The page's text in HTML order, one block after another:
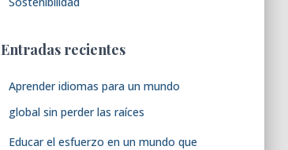
Entradas recientes
Aprender idiomas para un mundo
global sin perder las raíces
Educar el esfuerzo en un mundo que